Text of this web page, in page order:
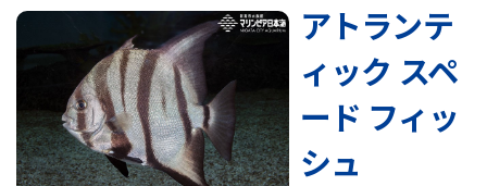
アトランテ
ィック スペ
ード フィッ
シュ